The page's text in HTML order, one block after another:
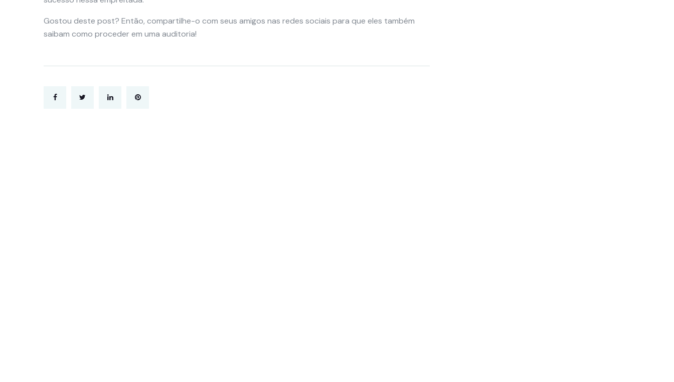
Gostou deste post? Então, compartilhe-o com seus amigos nas redes sociais para que eles também
saibam como proceder em uma auditoria!